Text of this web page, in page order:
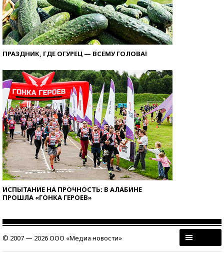
ПРАЗДНИК, ГДЕ ОГУРЕЦ — ВСЕМУ ГОЛОВА!
ИСПЫТАНИЕ НА ПРОЧНОСТЬ: В АЛАБИНЕ
ПРОШЛА «ГОНКА ГЕРОЕВ»
© 2007 — 2026 ООО «Медиа новости»